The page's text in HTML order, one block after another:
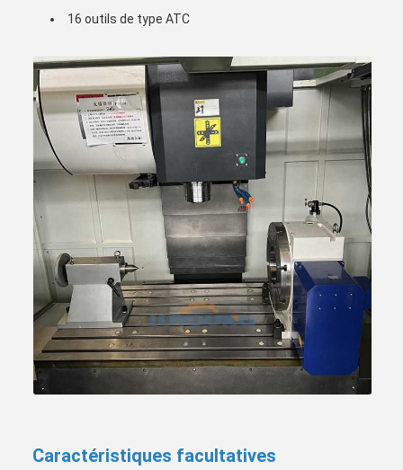
16 outils de type ATC
Caractéristiques facultatives